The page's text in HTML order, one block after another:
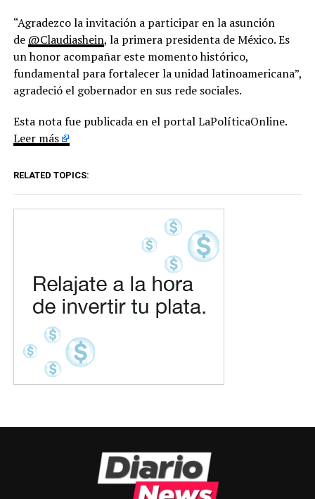
“Agradezco la invitación a participar en la asunción
de @Claudiashein, la primera presidenta de México. Es
un honor acompañar este momento histórico,
fundamental para fortalecer la unidad latinoamericana”,
agradeció el gobernador en sus rede sociales.
Esta nota fue publicada en el portal LaPolíticaOnline.
Leer más
RELATED TOPICS: